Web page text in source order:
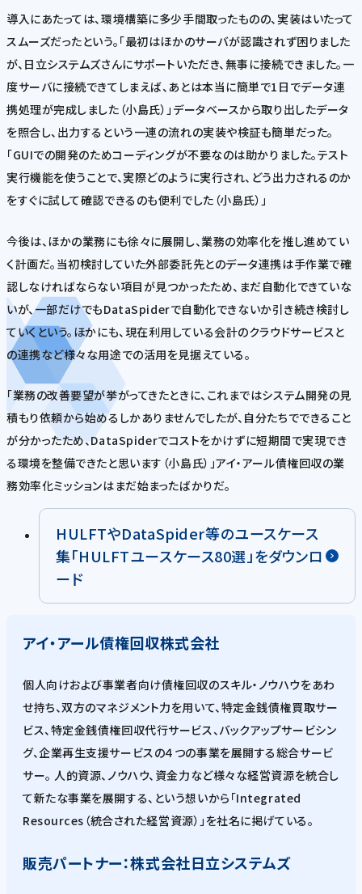
導入にあたっては、環境構築に多少手間取ったものの、実装はいたって
スムーズだったという。「最初はほかのサーバが認識されず困りました
が、日立システムズさんにサポートいただき、無事に接続できました。一
度サーバに接続できてしまえば、あとは本当に簡単で1日でデータ連
携処理が完成しました（小島氏）」データベースから取り出したデータ
を照合し、出力するという一連の流れの実装や検証も簡単だった。
「GUIでの開発のためコーディングが不要なのは助かりました。テスト
実行機能を使うことで、実際どのように実行され、どう出力されるのか
をすぐに試して確認できるのも便利でした（小島氏）」
今後は、ほかの業務にも徐々に展開し、業務の効率化を推し進めてい
く計画だ。当初検討していた外部委託先とのデータ連携は手作業で確
認しなければならない項目が見つかったため、まだ自動化できていな
いが、一部だけでもDataSpiderで自動化できないか引き続き検討し
ていくという。ほかにも、現在利用している会計のクラウドサービスと
の連携など様々な用途での活用を見据えている。
「業務の改善要望が挙がってきたときに、これまではシステム開発の見
積もり依頼から始めるしかありませんでしたが、自分たちでできること
が分かったため、DataSpiderでコストをかけずに短期間で実現でき
る環境を整備できたと思います（小島氏）」アイ・アール債権回収の業
務効率化ミッションはまだ始まったばかりだ。
HULFTやDataSpider等のユースケース
集「HULFTユースケース80選」をダウンロ
ード
アイ・アール債権回収株式会社
個人向けおよび事業者向け債権回収のスキル・ノウハウをあわ
せ持ち、双方のマネジメント力を用いて、特定金銭債権買取サー
ビス、特定金銭債権回収代行サービス、バックアップサービシン
グ、企業再生支援サービスの４つの事業を展開する総合サービ
サー。 人的資源、ノウハウ、資金力など様々な経営資源を統合し
て新たな事業を展開する、という想いから「Integrated
Resources（統合された経営資源）」を社名に掲げている。
販売パートナー：株式会社日立システムズ